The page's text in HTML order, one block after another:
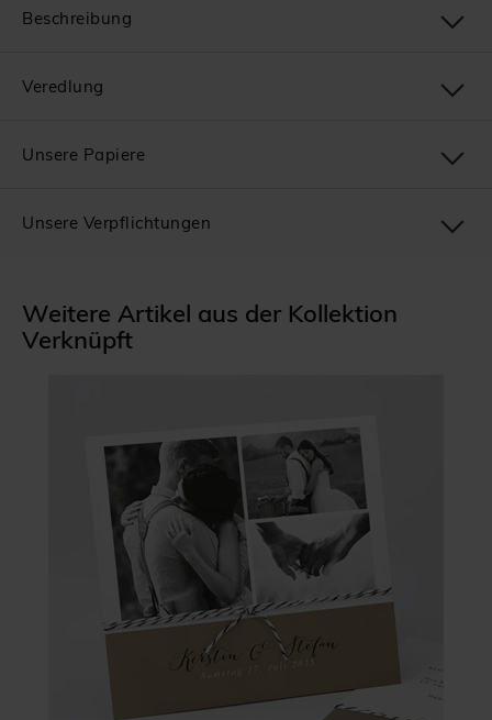
Weitere Artikel aus der Kollektion
Verknüpft
Beschreibung
Veredlung
Unsere Papiere
Unsere Verpflichtungen